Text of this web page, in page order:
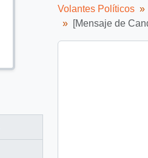
Volantes Políticos
[Mensaje de